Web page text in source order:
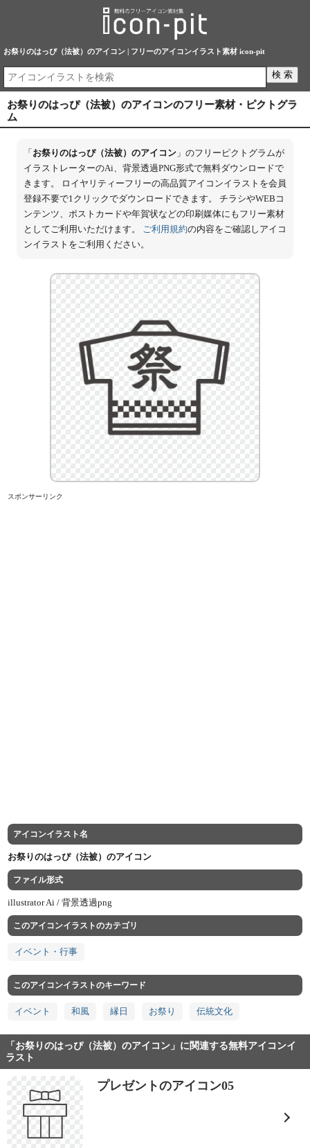
お祭りのはっぴ（法被）のアイコン | フリーのアイコンイラスト素材 icon-pit
お祭りのはっぴ（法被）のアイコンのフリー素材・ピクトグラ
ム
「 お祭りのはっぴ（法被）のアイコン」のフリーピクトグラムが
イラストレーターのAi、背景透過PNG形式で無料ダウンロードで
きます。 ロイヤリティーフリーの高品質アイコンイラストを会員
登録不要で1クリックでダウンロードできます。 チラシやWEBコ
ンテンツ、ポストカードや年賀状などの印刷媒体にもフリー素材
としてご利用いただけます。 ご利用規約の内容をご確認しアイコ
ンイラストをご利用ください。
スポンサーリンク
アイコンイラスト名
お祭りのはっぴ（法被）のアイコン
ファイル形式
illustrator Ai /背景透過png
このアイコンイラストのカテゴリ
イベント・行事
このアイコンイラストのキーワード
イベント 和風 縁日 お祭り 伝統文化
「お祭りのはっぴ（法被）のアイコン」に関連する無料アイコンイ
ラスト
プレゼントのアイコン05